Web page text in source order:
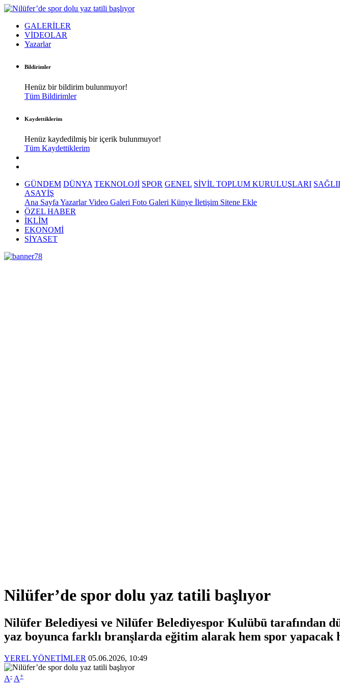
GALERİLER
VİDEOLAR
Yazarlar
Bildirimler
Henüz bir bildirim bulunmuyor!
Tüm Bildirimler
Kaydettiklerim
Henüz kaydedilmiş bir içerik bulunmuyor!
Tüm Kaydettiklerim
GÜNDEM DÜNYA TEKNOLOJİ SPOR GENEL SİVİL TOPLUM KURULUŞLARI
ASAYİŞ
Ana Sayfa YazarlarVideo Galeri Foto Galeri Künye İletişim Sitene Ekle
ÖZEL HABER
İKLİM
EKONOMİ
SİYASET
Nilüfer’de spor dolu yaz tatili başlıyor
Nilüfer Belediyesi ve Nilüfer Belediyespor Kulübü tarafından
yaz boyunca farklı branşlarda eğitim alarak hem spor
YEREL YÖNETİMLER 05.06.2026, 10:49
A- A+